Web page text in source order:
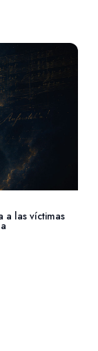
a las víctimas